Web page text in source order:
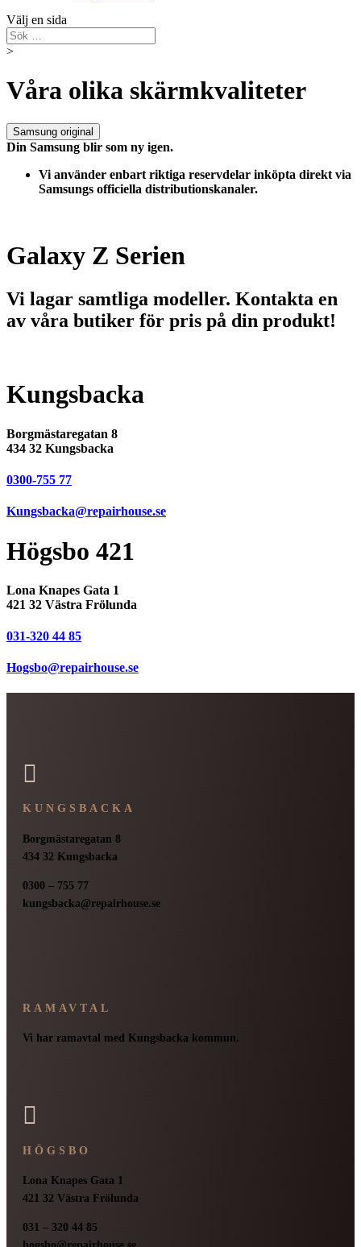
Välj en sida
>
Våra olika skärmkvaliteter
Samsung original
Din Samsung blir som ny igen.
Vi använder enbart riktiga reservdelar inköpta direkt via
Samsungs officiella distributionskanaler.
Galaxy Z Serien
Vi lagar samtliga modeller. Kontakta en
av våra butiker för pris på din produkt!
Kungsbacka
Borgmästaregatan 8
434 32 Kungsbacka
0300-755 77
Kungsbacka@repairhouse.se
Högsbo 421
Lona Knapes Gata 1
421 32 Västra Frölunda
031-320 44 85
Hogsbo@repairhouse.se

KUNGSBACKA
Borgmästaregatan 8
434 32 Kungsbacka
0300 – 755 77
kungsbacka@repairhouse.se
RAMAVTAL
Vi har ramavtal med Kungsbacka kommun.

HÖGSBO
Lona Knapes Gata 1
421 32 Västra Frölunda
031 – 320 44 85